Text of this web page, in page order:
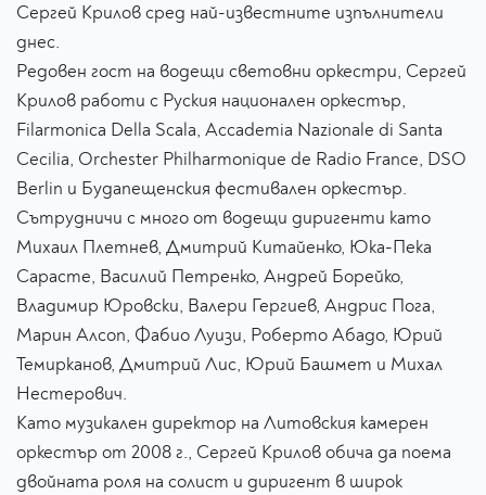
Сергей Крилов сред най-известните изпълнители
днес.
Редовен гост на водещи световни оркестри, Сергей
Крилов работи с Руския национален оркестър,
Filarmonica Della Scala, Accademia Nazionale di Santa
Cecilia, Orchester Philharmonique de Radio France, DSO
Berlin и Будапещенския фестивален оркестър.
Сътрудничи с много от водещи диригенти като
Михаил Плетнев, Дмитрий Китайенко, Юка-Пека
Сарасте, Василий Петренко, Андрей Борейко,
Владимир Юровски, Валери Гергиев, Андрис Пога,
Марин Алсоп, Фабио Луизи, Роберто Абадо, Юрий
Темирканов, Дмитрий Лис, Юрий Башмет и Михал
Нестерович.
Като музикален директор на Литовския камерен
оркестър от 2008 г., Сергей Крилов обича да поема
двойната роля на солист и диригент в широк